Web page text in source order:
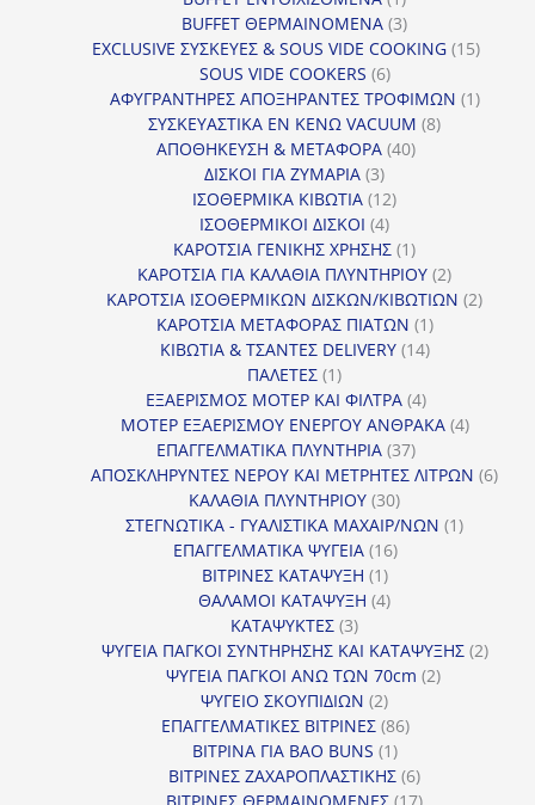
προϊόν
BUFFET ΘΕΡΜΑΙΝΟΜΕΝΑ 33
προϊόντα
EXCLUSIVE ΣΥΣΚΕΥΕΣ & SOUS VIDE COOKING 1515
SOUS VIDE COOKERS 66
προϊόντα
ΑΦΥΓΡΑΝΤΗΡΕΣ ΑΠΟΞΗΡΑΝΤΕΣ ΤΡΟΦΙΜΩΝ 11
ΣΥΣΚΕΥΑΣΤΙΚΑ ΕΝ ΚΕΝΩ VACUUM 88
ΑΠΟΘΗΚΕΥΣΗ & ΜΕΤΑΦΟΡΑ 4040
ΔΙΣΚΟΙ ΓΙΑ ΖΥΜΑΡΙΑ 33
προϊόντα
ΙΣΟΘΕΡΜΙΚΑ ΚΙΒΩΤΙΑ 1212
ΙΣΟΘΕΡΜΙΚΟΙ ΔΙΣΚΟΙ 44
προϊόντα
ΚΑΡΟΤΣΙΑ ΓΕΝΙΚΗΣ ΧΡΗΣΗΣ 11
προϊόν
ΚΑΡΟΤΣΙΑ ΓΙΑ ΚΑΛΑΘΙΑ ΠΛΥΝΤΗΡΙΟΥ 22
προϊόντα
ΚΑΡΟΤΣΙΑ ΙΣΟΘΕΡΜΙΚΩΝ ΔΙΣΚΩΝ/ΚΙΒΩΤΙΩΝ 22
ΚΑΡΟΤΣΙΑ ΜΕΤΑΦΟΡΑΣ ΠΙΑΤΩΝ 11
προϊόν
ΚΙΒΩΤΙΑ & ΤΣΑΝΤΕΣ DELIVERY 1414
ΠΑΛΕΤΕΣ 11
προϊόν
ΕΞΑΕΡΙΣΜΟΣ ΜΟΤΕΡ ΚΑΙ ΦΙΛΤΡΑ 44
προϊόντα
ΜΟΤΕΡ ΕΞΑΕΡΙΣΜΟΥ ΕΝΕΡΓΟΥ ΑΝΘΡΑΚΑ 44
ΕΠΑΓΓΕΛΜΑΤΙΚΑ ΠΛΥΝΤΗΡΙΑ 3737
προϊόντα
ΑΠΟΣΚΛΗΡΥΝΤΕΣ ΝΕΡΟΥ ΚΑΙ ΜΕΤΡΗΤΕΣ ΛΙΤΡΩΝ 66
ΚΑΛΑΘΙΑ ΠΛΥΝΤΗΡΙΟΥ 3030
προϊόντα
ΣΤΕΓΝΩΤΙΚΑ - ΓΥΑΛΙΣΤΙΚΑ ΜΑΧΑΙΡ/ΝΩΝ 11
ΕΠΑΓΓΕΛΜΑΤΙΚΑ ΨΥΓΕΙΑ 1616
ΒΙΤΡΙΝΕΣ ΚΑΤΑΨΥΞΗ 11
προϊόν
ΘΑΛΑΜΟΙ ΚΑΤΑΨΥΞΗ 44
ΚΑΤΑΨΥΚΤΕΣ 33
προϊόντα
ΨΥΓΕΙΑ ΠΑΓΚΟΙ ΣΥΝΤΗΡΗΣΗΣ ΚΑΙ ΚΑΤΑΨΥΞΗΣ 22
ΨΥΓΕΙΑ ΠΑΓΚΟΙ ΑΝΩ ΤΩΝ 70cm 22
ΨΥΓΕΙΟ ΣΚΟΥΠΙΔΙΩΝ 22
προϊόντα
ΕΠΑΓΓΕΛΜΑΤΙΚΕΣ ΒΙΤΡΙΝΕΣ 8686
ΒΙΤΡΙΝΑ ΓΙΑ BAO BUNS 11
προϊόν
ΒΙΤΡΙΝΕΣ ΖΑΧΑΡΟΠΛΑΣΤΙΚΗΣ 66
προϊόντα
17